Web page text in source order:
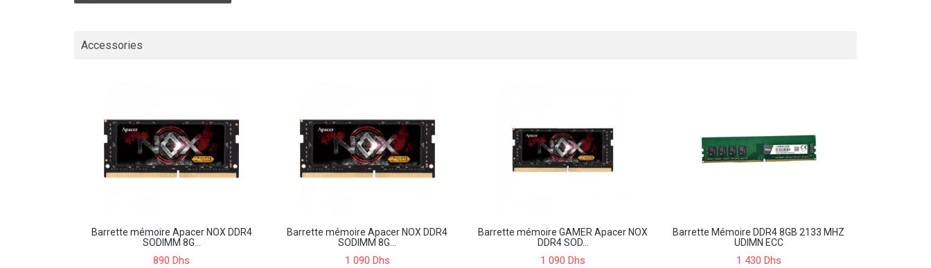
Accessories
Barrette mémoire Apacer NOX DDR4
SODIMM 8G...
890 Dhs
Barrette mémoire Apacer NOX DDR4
SODIMM 8G...
1 090 Dhs
Barrette mémoire GAMER Apacer NOX
DDR4 SOD...
1 090 Dhs
Barrette Mémoire DDR4 8GB 2133 MHZ
UDIMN ECC
1 430 Dhs